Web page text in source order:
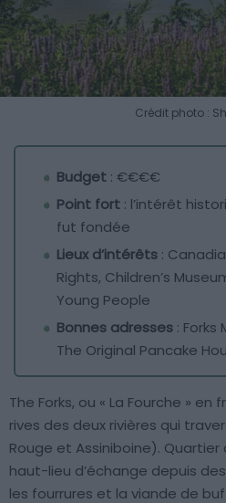
Crédit photo :
Budget : €€€€
Point fort : l’intérêt
fut fondée
Lieux d’intérêts :
Rights, Children’s
Young People
Bonnes adresses : Forks
The Original Pancake
The Forks, ou « La Fourche » en
rives des deux rivières qui
Rouge et Assiniboine).
haut-lieu d’échange depuis
les fourrures et la viande de